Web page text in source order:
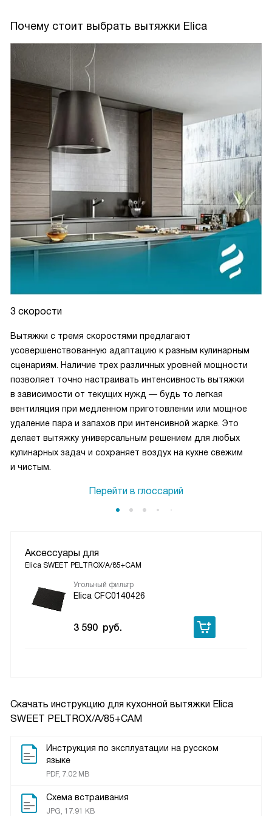
Скачать инструкцию для кухонной вытяжки Elica
SWEET PELTROX/A/85+CAM
Инструкция по эксплуатации на русском
языке
PDF, 7.02 MB
Схема встраивания
JPG, 17.91 KB
Почему стоит выбрать вытяжки Elica
3 скорости
Вытяжки с тремя скоростями предлагают
усовершенствованную адаптацию к разным кулинарным
сценариям. Наличие трех различных уровней мощности
позволяет точно настраивать интенсивность вытяжки
в зависимости от текущих нужд — будь то легкая
вентиляция при медленном приготовлении или мощное
удаление пара и запахов при интенсивной жарке. Это
делает вытяжку универсальным решением для любых
кулинарных задач и сохраняет воздух на кухне свежим
и чистым.
Перейти в глоссарий
Аксессуары для
Elica SWEET PELTROX/A/85+CAM
Угольный фильтр
Elica CFC0140426
3 590 руб.